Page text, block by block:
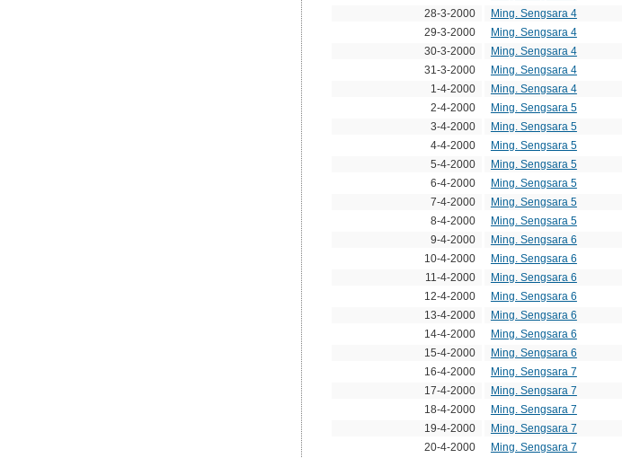
28-3-2000
Ming. Sengsara 4
29-3-2000
Ming. Sengsara 4
30-3-2000
Ming. Sengsara 4
31-3-2000
Ming. Sengsara 4
1-4-2000
Ming. Sengsara 4
2-4-2000
Ming. Sengsara 5
3-4-2000
Ming. Sengsara 5
4-4-2000
Ming. Sengsara 5
5-4-2000
Ming. Sengsara 5
6-4-2000
Ming. Sengsara 5
7-4-2000
Ming. Sengsara 5
8-4-2000
Ming. Sengsara 5
9-4-2000
Ming. Sengsara 6
10-4-2000
Ming. Sengsara 6
11-4-2000
Ming. Sengsara 6
12-4-2000
Ming. Sengsara 6
13-4-2000
Ming. Sengsara 6
14-4-2000
Ming. Sengsara 6
15-4-2000
Ming. Sengsara 6
16-4-2000
Ming. Sengsara 7
17-4-2000
Ming. Sengsara 7
18-4-2000
Ming. Sengsara 7
19-4-2000
Ming. Sengsara 7
20-4-2000
Ming. Sengsara 7